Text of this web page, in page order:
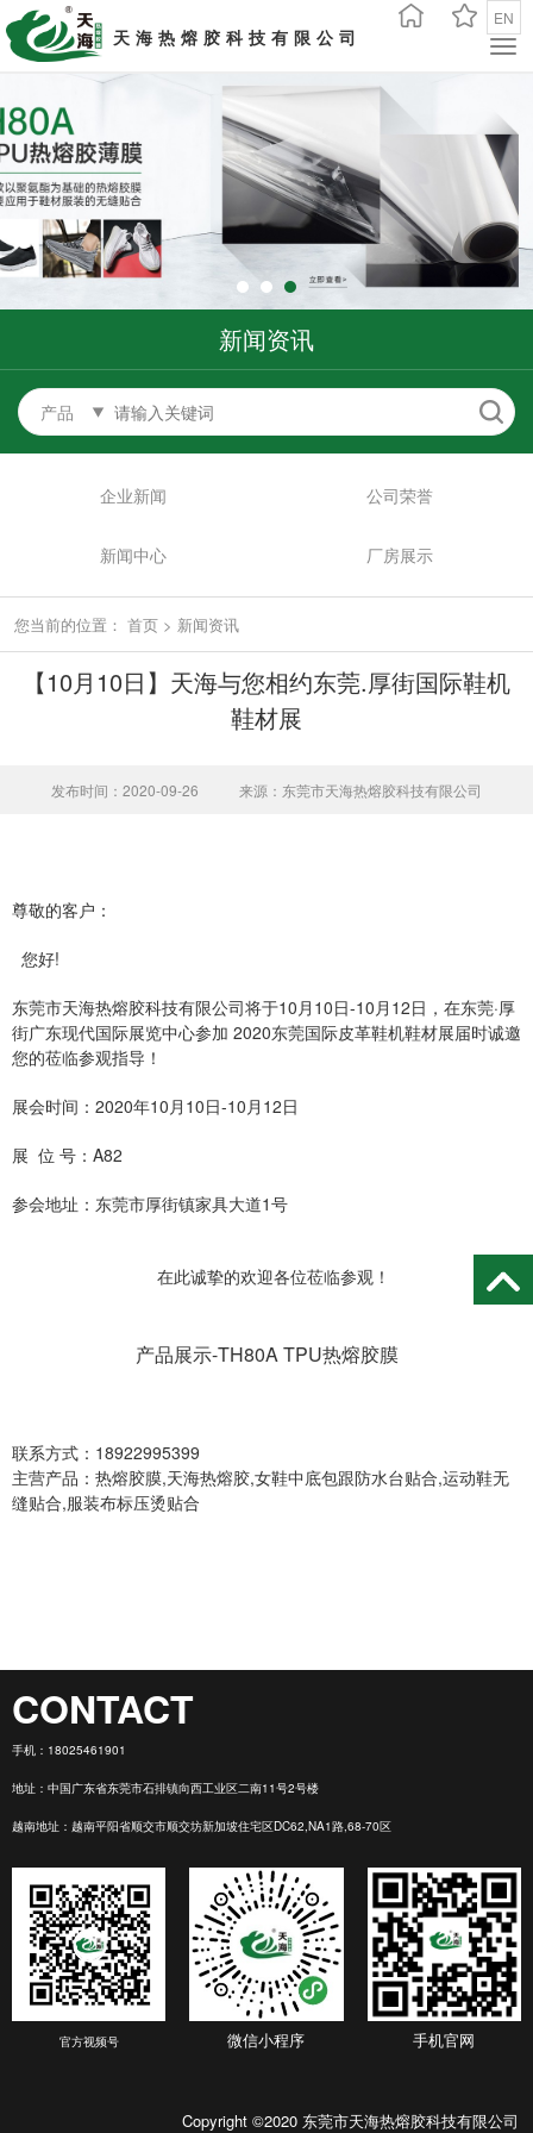
天海热熔胶科技有限公司
EN
新闻资讯
产品
企业新闻 公司荣誉
新闻中心 厂房展示
您当前的位置： 首页 > 新闻资讯
【10月10日】天海与您相约东莞.厚街国际鞋机
鞋材展
发布时间：2020-09-26 来源：东莞市天海热熔胶科技有限公司
尊敬的客户：
您好!
东莞市天海热熔胶科技有限公司将于10月10日-10月12日，在东莞·厚
街广东现代国际展览中心参加 2020东莞国际皮革鞋机鞋材展届时诚邀
您的莅临参观指导！
展会时间：2020年10月10日-10月12日
展 位 号：A82
参会地址：东莞市厚街镇家具大道1号
在此诚挚的欢迎各位莅临参观！
产品展示-TH80A TPU热熔胶膜
联系方式：18922995399
主营产品： 热熔胶膜,天海热熔胶,女鞋中底包跟防水台贴合,运动鞋无
缝贴合,服装布标压烫贴合
CONTACT
手机： 18025461901
地址：中国广东省东莞市石排镇向西工业区二南11号2号楼
越南地址：越南平阳省顺交市顺交坊新加坡住宅区DC62,NA1路,68-70区
官方视频号 微信小程序 手机官网
Copyright ©2020 东莞市天海热熔胶科技有限公司